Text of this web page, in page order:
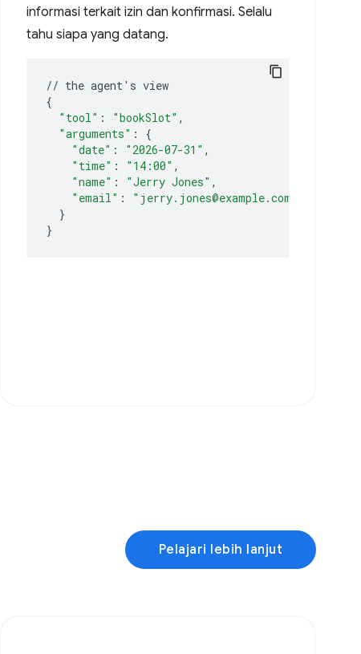
informasi terkait izin dan konfirmasi. Selalu
tahu siapa yang datang.
// the agent ' s
{
"tool" : "bookSlot"
"arguments" :
{
"date" : "2026-07-31"
"time" : "14:00"
"name" : "Jerry Jones"
"email" :
"jerry.jones@example.com"
}
}
Pelajari lebih lanjut